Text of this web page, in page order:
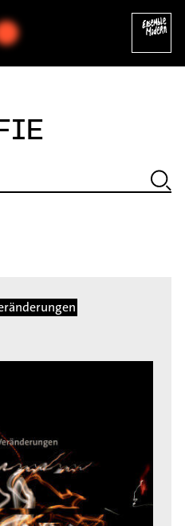
Panagiotidis - Improvisation